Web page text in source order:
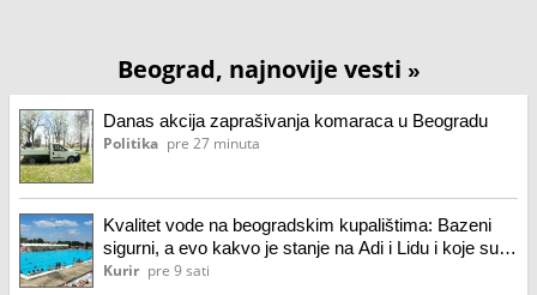
Beograd, najnovije vesti »
Danas akcija zaprašivanja komaraca u Beogradu
Politika pre 27 minuta
Kvalitet vode na beogradskim kupalištima: Bazeni
sigurni, a evo kakvo je stanje na Adi i Lidu i koje su
preporuke stručnjaka
Kurir pre 9 sati